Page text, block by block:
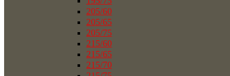
205/60
205/65
205/75
215/60
215/65
215/70